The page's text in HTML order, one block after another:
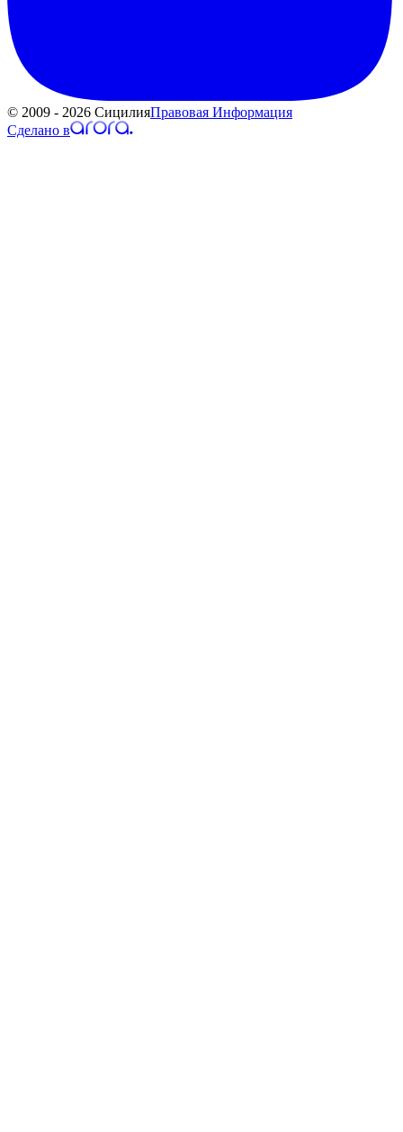
© 2009 - 2026 СицилияПравовая Информация
Сделано в